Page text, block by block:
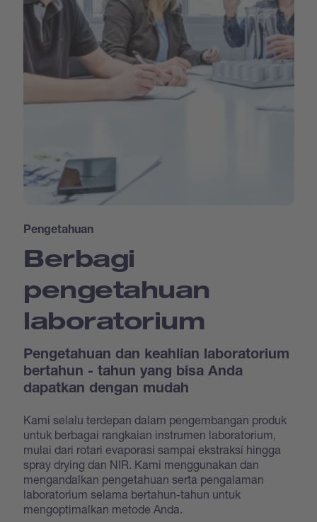
Pengetahuan
Berbagi
pengetahuan
laboratorium
Pengetahuan dan keahlian laboratorium
bertahun - tahun yang bisa Anda
dapatkan dengan mudah
Kami selalu terdepan dalam pengembangan produk
untuk berbagai rangkaian instrumen laboratorium,
mulai dari rotari evaporasi sampai ekstraksi hingga
spray drying dan NIR. Kami menggunakan dan
mengandalkan pengetahuan serta pengalaman
laboratorium selama bertahun-tahun untuk
mengoptimalkan metode Anda.